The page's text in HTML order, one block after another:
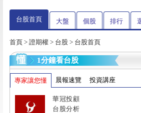
台股首頁 大盤 個股 排行
首頁 > 證期權 > 台股 > 台股首頁
1分鐘看台股
專家讓您懂 晨報速覽 投資講座
華冠投顧
台股分析